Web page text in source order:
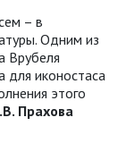
– в
Одним из
Врубеля
для иконостаса
этого
Прахова